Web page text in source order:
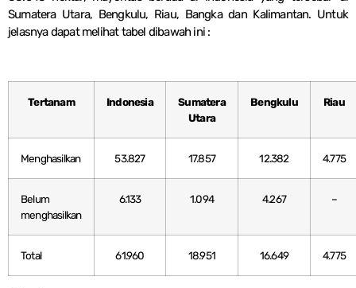
Sumatera Utara, Bengkulu, Riau, Bangka dan Kalimantan. Untuk
jelasnya dapat melihat tabel dibawah ini :
Tertanam Indonesia
Sumatera
Utara
Bengkulu Riau
Menghasilkan 53.827 17.857 12.382 4.775
Belum
menghasilkan
6.133 1.094 4.267 –
Total 61.960 18.951 16.649 4.775